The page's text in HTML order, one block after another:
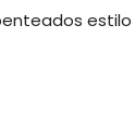
estilo